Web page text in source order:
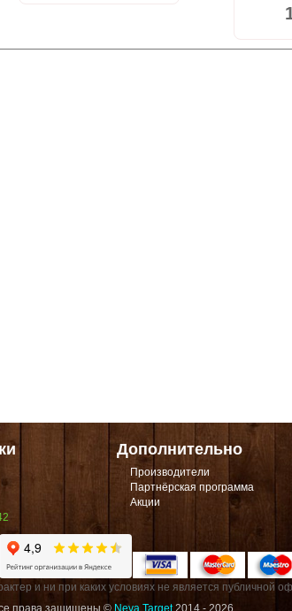
Дополнительно
Производители
Партнёрская программа
Акции
и ни при каких условиях не является публичной
права защищены © Neva Target2014 - 2026